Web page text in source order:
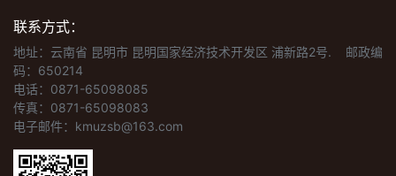
联系方式：
地址：云南省 昆明市 昆明国家经济技术开发区 浦新路2号.
邮政编
码：650214
电话：0871-65098085
传真：0871-65098083
电子邮件：kmuzsb@163.com